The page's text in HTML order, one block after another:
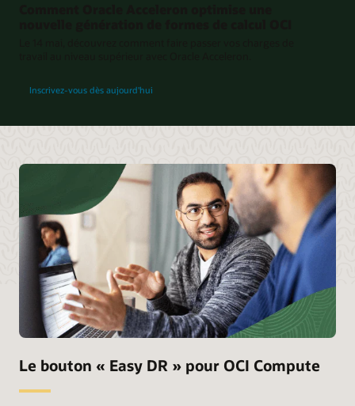
Inscrivez-vous dès aujourd'hui
Le bouton « Easy DR » pour OCI Compute